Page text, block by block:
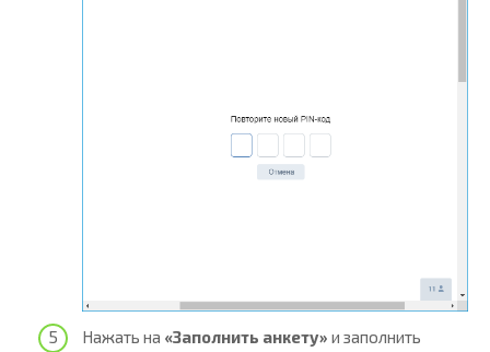
Нажать на «Заполнить анкету» и заполнить